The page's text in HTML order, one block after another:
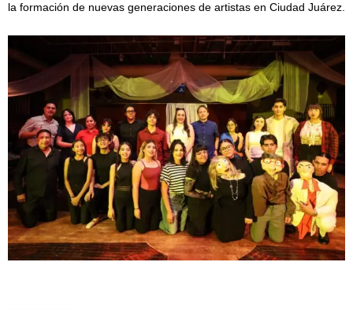
la formación de nuevas generaciones de artistas en Ciudad Juárez.